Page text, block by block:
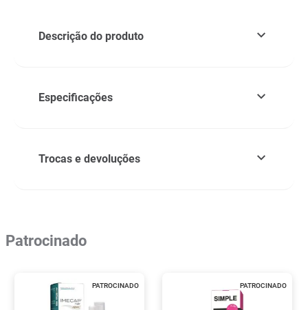
Descrição do produto
Especificações
Trocas e devoluções
Patrocinado
PATROCINADO PATROCINADO